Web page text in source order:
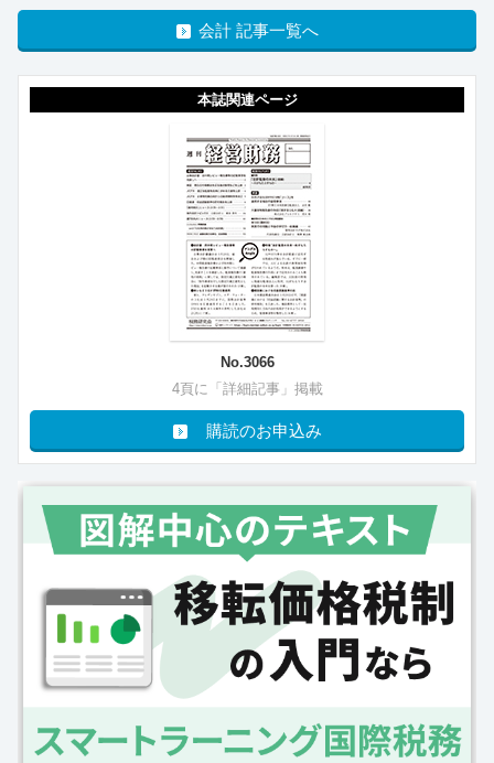
会計 記事一覧へ
本誌関連ページ
No.3066
4頁に「詳細記事」掲載
購読のお申込み